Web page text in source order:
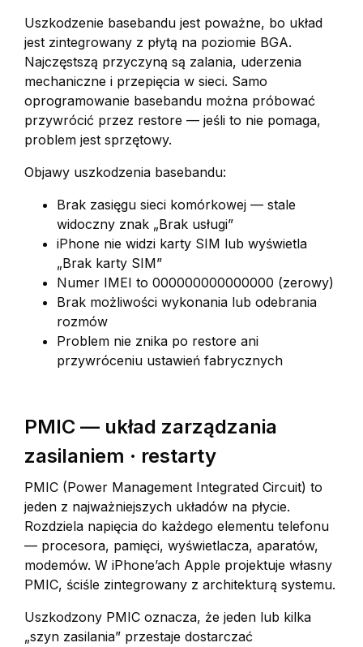
Uszkodzenie basebandu jest poważne, bo układ
jest zintegrowany z płytą na poziomie BGA.
Najczęstszą przyczyną są zalania, uderzenia
mechaniczne i przepięcia w sieci. Samo
oprogramowanie basebandu można próbować
przywrócić przez restore — jeśli to nie pomaga,
problem jest sprzętowy.
Objawy uszkodzenia basebandu:
Brak zasięgu sieci komórkowej — stale
widoczny znak „Brak usługi”
iPhone nie widzi karty SIM lub wyświetla
„Brak karty SIM”
Numer IMEI to 000000000000000 (zerowy)
Brak możliwości wykonania lub odebrania
rozmów
Problem nie znika po restore ani
przywróceniu ustawień fabrycznych
PMIC — układ zarządzania
zasilaniem · restarty
PMIC (Power Management Integrated Circuit) to
jeden z najważniejszych układów na płycie.
Rozdziela napięcia do każdego elementu telefonu
— procesora, pamięci, wyświetlacza, aparatów,
modemów. W iPhone’ach Apple projektuje własny
PMIC, ściśle zintegrowany z architekturą systemu.
Uszkodzony PMIC oznacza, że jeden lub kilka
„szyn zasilania” przestaje dostarczać